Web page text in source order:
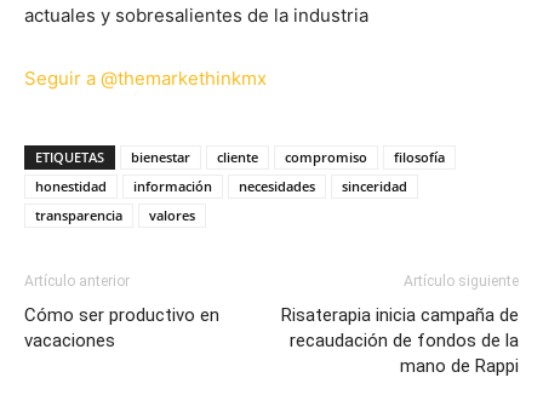
actuales y sobresalientes de la industria
Seguir a @themarkethinkmx
ETIQUETAS bienestar cliente compromiso
filosofía
honestidad
información necesidades
sinceridad
transparencia
valores
Artículo anterior
Cómo ser productivo en
vacaciones
Artículo siguiente
Risaterapia inicia campaña de
recaudación de fondos de la
mano de Rappi